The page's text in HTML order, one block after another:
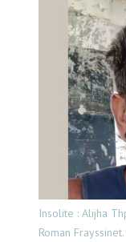
Insolite : Alijha
Roman